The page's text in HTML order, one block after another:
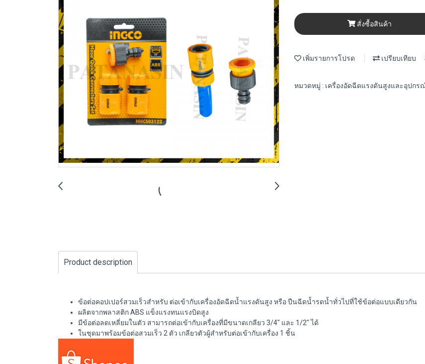
สั่งซื้อสินค้า
เพิ่มรายการโปรด เปรียบเทียบ
หมวดหมู่ : เครื่องอัดฉีดแรงดันสูงและอุปกร
Product description
ข้อต่อคอปเปอร์สวมเร็วสำหรับ ต่อเข้ากับเครื่องอัดฉีดน้ำแรงดันสูง หรือ ปืนฉีดน้ำรดน้ำทั่วไปที่ใช้ข้อต่อแบบเดียวกัน
ผลิตจากพลาสติก ABS แข็งแรงทนแรงบิดสูง
มีข้อต่อลดเหลี่ยมในตัว สามารถต่อเข้ากับเครื่องที่มีขนาดเกลียว 3/4" และ 1/2" ได้
ในชุดมาพร้อมข้อต่อสวมเร็ว 2 ตัว เกลียวตัวผู้สำหรับต่อเข้ากับเครื่อง 1 ชิ้น